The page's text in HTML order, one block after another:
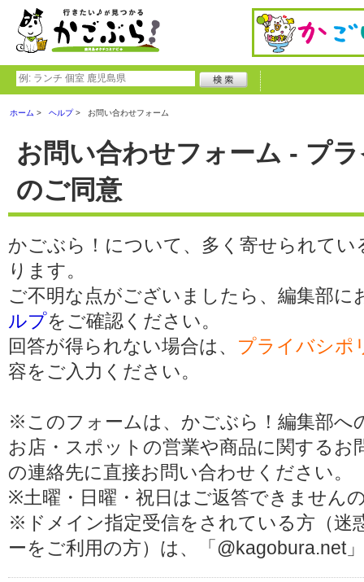
ホーム ヘルプ お問い合わせフォーム
お問い合わせフォーム - プ
のご同意
かごぶら！について、多く寄せられてい
ります。
ご不明な点がございましたら、編集部
ルプをご確認ください。
回答が得られない場合は、 プライバシポ
容をご入力ください。
※このフォームは、かごぶら！編集部へ
お店・スポットの営業や商品に関する
の連絡先に直接お問い合わせください。
※土曜・日曜・祝日はご返答できません
※ドメイン指定受信をされている方（迷
ーをご利用の方）は、「@kagobura.net